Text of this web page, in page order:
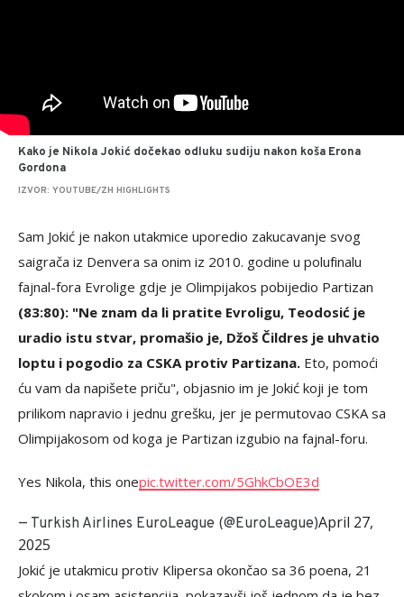
Kako je Nikola Jokić dočekao odluku sudiju nakon koša Erona
Gordona
IZVOR: YOUTUBE/ZH HIGHLIGHTS
Sam Jokić je nakon utakmice uporedio zakucavanje svog
saigrača iz Denvera sa onim iz 2010. godine u polufinalu
fajnal-fora Evrolige gdje je Olimpijakos pobijedio Partizan
(83:80): "Ne znam da li pratite Evroligu, Teodosić je
uradio istu stvar, promašio je, Džoš Čildres je uhvatio
loptu i pogodio za CSKA protiv Partizana. Eto, pomoći
ću vam da napišete priču", objasnio im je Jokić koji je tom
prilikom napravio i jednu grešku, jer je permutovao CSKA sa
Olimpijakosom od koga je Partizan izgubio na fajnal-foru.
Yes Nikola, this onepic.twitter.com/5GhkCbOE3d
— Turkish Airlines EuroLeague (@EuroLeague)April 27,
2025
Jokić je utakmicu protiv Klipersa okončao sa 36 poena, 21